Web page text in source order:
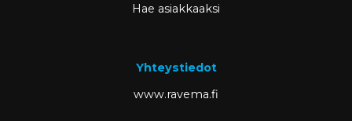
Hae asiakkaaksi
Yhteystiedot
www.ravema.fi